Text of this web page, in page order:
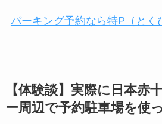
パーキング予約なら特P（とく
【体験談】実際に日本赤
ー周辺で予約駐車場を使